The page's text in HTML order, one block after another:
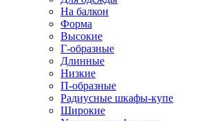
На балкон
Форма
Высокие
Г-образные
Длинные
Низкие
П-образные
Радиусные шкафы-купе
Широкие